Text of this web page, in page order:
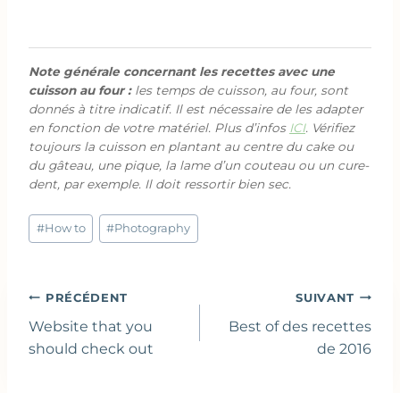
Note générale concernant les recettes avec une
cuisson au four :les temps de cuisson, au four, sont
donnés à titre indicatif. Il est nécessaire de les adapter
en fonction de votre matériel. Plus d’infos ICI. Vérifiez
toujours la cuisson en plantant au centre du cake ou
du gâteau, une pique, la lame d’un couteau ou un cure-
dent, par exemple. Il doit ressortir bien sec.
Étiquettes
de
#How to #Photography
Navigation
de
l’article
PRÉCÉDENT
Website that you
should check out
SUIVANT
Best of des recettes
de 2016